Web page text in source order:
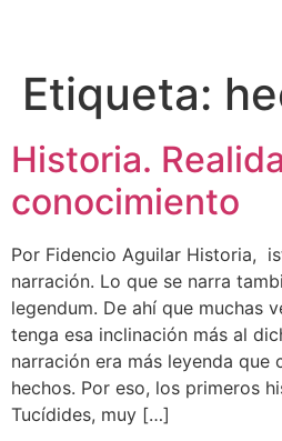
Etiqueta:
Historia.
conocimiento
Por Fidencio Aguilar Historia,
narración. Lo que se narra
legendum. De ahí que muchas
tenga esa inclinación más al
narración era más leyenda que
hechos. Por eso, los primeros
Tucídides, muy […]